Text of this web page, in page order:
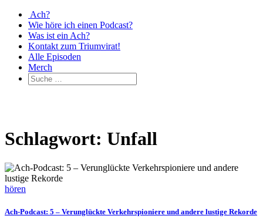
Ach?
Wie höre ich einen Podcast?
Was ist ein Ach?
Kontakt zum Triumvirat!
Alle Episoden
Merch
Schlagwort: Unfall
hören
Ach-Podcast: 5 – Verunglückte Verkehrspioniere und andere lustige Rekorde